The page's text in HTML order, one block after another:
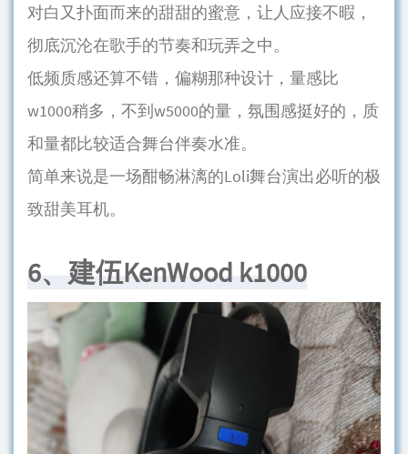
对白又扑面而来的甜甜的蜜意，让人应接不暇，
彻底沉沦在歌手的节奏和玩弄之中。
低频质感还算不错，偏糊那种设计，量感比
w1000稍多，不到w5000的量，氛围感挺好的，质
和量都比较适合舞台伴奏水准。
简单来说是一场酣畅淋漓的Loli舞台演出必听的极
致甜美耳机。
6、建伍KenWood k1000